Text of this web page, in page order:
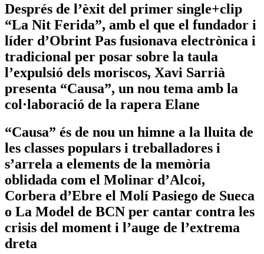
Després de l’èxit del primer single+clip
“La Nit Ferida”, amb el que el fundador i
líder d’Obrint Pas fusionava electrònica i
tradicional per posar sobre la taula
l’expulsió dels moriscos, Xavi Sarrià
presenta “Causa”, un nou tema amb la
col·laboració de la rapera Elane
“Causa” és de nou un himne a la lluita de
les classes populars i treballadores i
s’arrela a elements de la memòria
oblidada com el Molinar d’Alcoi,
Corbera d’Ebre el Molí Pasiego de Sueca
o La Model de BCN per cantar contra les
crisis del moment i l’auge de l’extrema
dreta